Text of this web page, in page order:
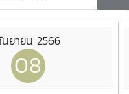
ยายน 2566
08